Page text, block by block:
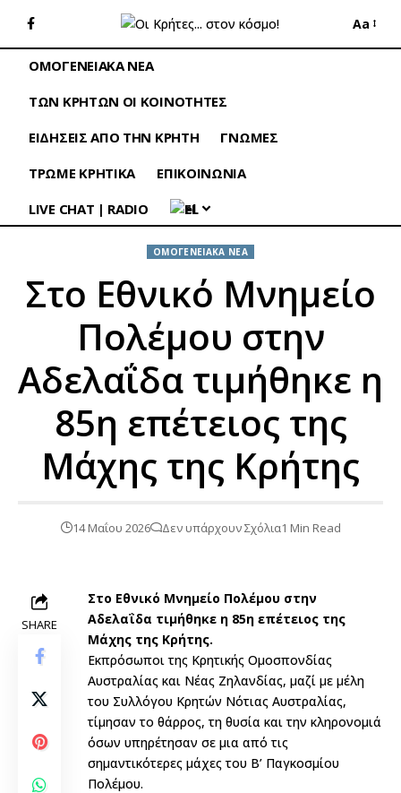
Aa
ΟΜΟΓΕΝΕΙΑΚΑ ΝΕΑ
ΤΩΝ ΚΡΗΤΩΝ ΟΙ ΚΟΙΝΟΤΗΤΕΣ
ΕΙΔΗΣΕΙΣ ΑΠΟ ΤΗΝ ΚΡΗΤΗ
ΓΝΩΜΕΣ
ΤΡΩΜΕ ΚΡΗΤΙΚΑ
ΕΠΙΚΟΙΝΩΝΙΑ
LIVE CHAT | RADIO
EL
ΟΜΟΓΕΝΕΙΑΚΑ ΝΕΑ
Στο Εθνικό Μνημείο
Πολέμου στην
Αδελαΐδα τιμήθηκε η
85η επέτειος της
Μάχης της Κρήτης
14 Μαΐου 2026 Δεν υπάρχουν Σχόλια1 Min Read
SHARE
Στο Εθνικό Μνημείο Πολέμου στην
Αδελαΐδα τιμήθηκε η 85η επέτειος της
Μάχης της Κρήτης.
Εκπρόσωποι της Κρητικής Ομοσπονδίας
Αυστραλίας και Νέας Ζηλανδίας, μαζί με μέλη
του Συλλόγου Κρητών Νότιας Αυστραλίας,
τίμησαν το θάρρος, τη θυσία και την κληρονομιά
όσων υπηρέτησαν σε μια από τις
σημαντικότερες μάχες του Β’ Παγκοσμίου
Πολέμου.